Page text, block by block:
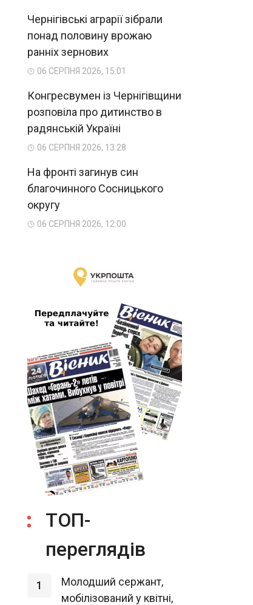
Чернігівські аграрії зібрали
понад половину врожаю
ранніх зернових
06 СЕРПНЯ 2026, 15:01
Конгресвумен із Чернігівщини
розповіла про дитинство в
радянській Україні
06 СЕРПНЯ 2026, 13:28
На фронті загинув син
благочинного Сосницького
округу
06 СЕРПНЯ 2026, 12:00
ТОП-
переглядів
1
Молодший сержант,
мобілізований у квітні,